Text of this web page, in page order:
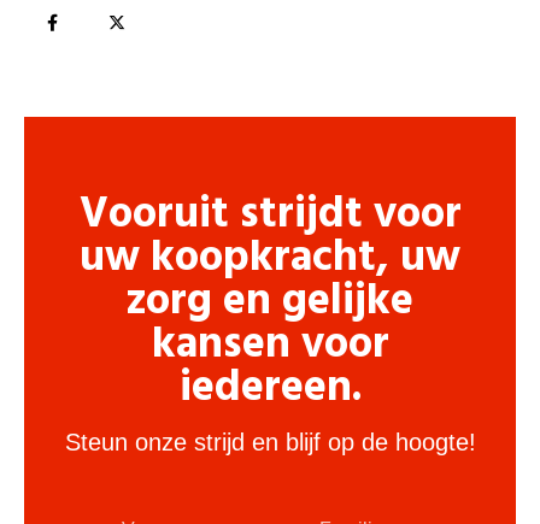
Vooruit strijdt voor
uw koopkracht, uw
zorg en gelijke
kansen voor
iedereen.
Steun onze strijd en blijf op de hoogte!